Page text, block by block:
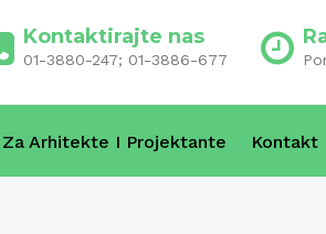
Kontaktirajte nas
01-3880-247; 01-3886-677
Za Arhitekte I Projektante Kontakt